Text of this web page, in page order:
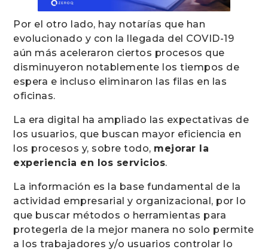
Por el otro lado, hay notarías que han
evolucionado y con la llegada del COVID-19
aún más aceleraron ciertos procesos que
disminuyeron notablemente los tiempos de
espera e incluso eliminaron las filas en las
oficinas.
La era digital ha ampliado las expectativas de
los usuarios, que buscan mayor eficiencia en
los procesos y, sobre todo, mejorar la
experiencia en los servicios.
La información es la base fundamental de la
actividad empresarial y organizacional, por lo
que buscar métodos o herramientas para
protegerla de la mejor manera no solo permite
a los trabajadores y/o usuarios controlar lo